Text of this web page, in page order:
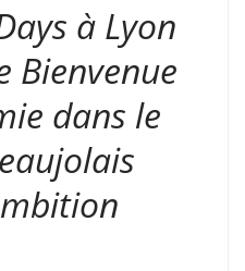
à Lyon
Bienvenue
dans le